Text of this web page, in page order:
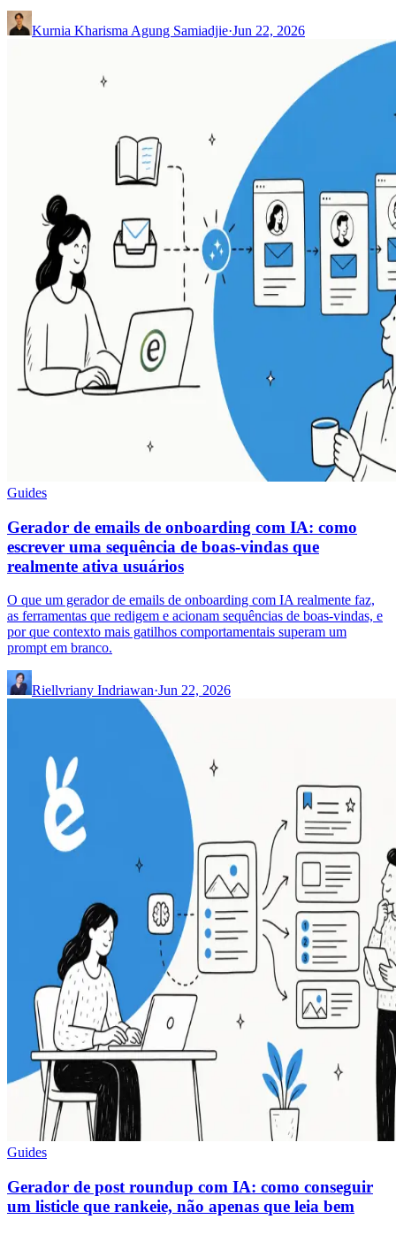
Kurnia Kharisma Agung Samiadjie·Jun 22, 2026
Guides
Gerador de emails de onboarding com IA: como
escrever uma sequência de boas-vindas que
realmente ativa usuários
O que um gerador de emails de onboarding com IA realmente faz,
as ferramentas que redigem e acionam sequências de boas-vindas, e
por que contexto mais gatilhos comportamentais superam um
prompt em branco.
Riellvriany Indriawan·Jun 22, 2026
Guides
Gerador de post roundup com IA: como conseguir
um listicle que rankeie, não apenas que leia bem